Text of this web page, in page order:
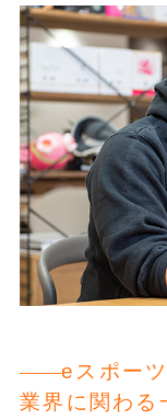
eスポー
業界に関わる